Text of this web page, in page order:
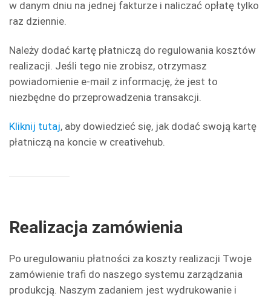
w danym dniu na jednej fakturze i naliczać opłatę tylko
raz dziennie.
Należy dodać kartę płatniczą do regulowania kosztów
realizacji. Jeśli tego nie zrobisz, otrzymasz
powiadomienie e-mail z informację, że jest to
niezbędne do przeprowadzenia transakcji.
Kliknij tutaj, aby dowiedzieć się, jak dodać swoją kartę
płatniczą na koncie w creativehub.
Realizacja zamówienia
Po uregulowaniu płatności za koszty realizacji Twoje
zamówienie trafi do naszego systemu zarządzania
produkcją. Naszym zadaniem jest wydrukowanie i